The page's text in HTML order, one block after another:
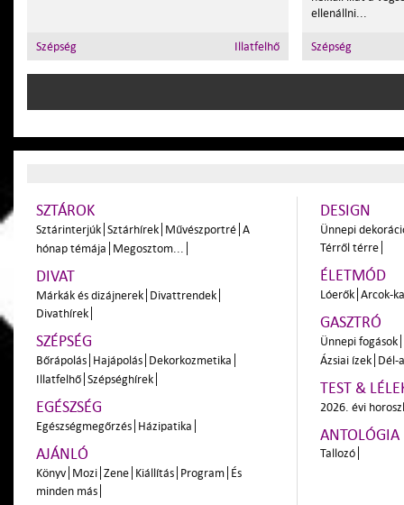
Szépség Illatfelhő
ellenállni...
Szépség
SZTÁROK
Sztárinterjúk Sztárhírek Művészportré A
hónap témája Megosztom...
DIVAT
Márkák és dizájnerek Divattrendek
Divathírek
SZÉPSÉG
Bőrápolás Hajápolás Dekorkozmetika
Illatfelhő Szépséghírek
EGÉSZSÉG
Egészségmegőrzés Házipatika
AJÁNLÓ
Könyv Mozi Zene Kiállítás Program És
minden más
DESIGN
Ünnepi
Térről térre
ÉLETMÓD
Lóerők Arcok-
GASZTRÓ
Ünnepi fogások
Ázsiai ízek Dél-
TEST &
2026. évi
ANTOLÓGIA
Tallozó